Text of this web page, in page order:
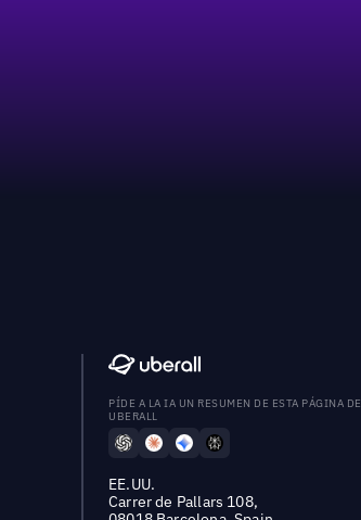
PÍDE A LA IA UN RESUMEN DE ESTA PÁGINA DE
UBERALL
EE.UU.
Carrer de Pallars 108,